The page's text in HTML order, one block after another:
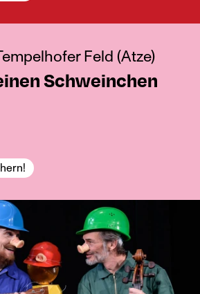
Feld (Atze)
Schweinchen